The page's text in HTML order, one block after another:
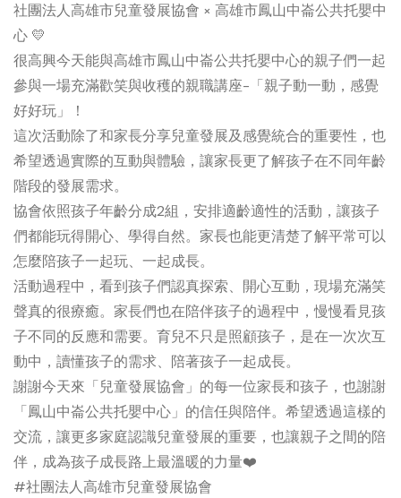
社團法人高雄市兒童發展協會 × 高雄市鳳山中崙公共托嬰中
心 💛
很高興今天能與高雄市鳳山中崙公共托嬰中心的親子們一起
參與一場充滿歡笑與收穫的親職講座-「親子動一動，感覺
好好玩」！
這次活動除了和家長分享兒童發展及感覺統合的重要性，也
希望透過實際的互動與體驗，讓家長更了解孩子在不同年齡
階段的發展需求。
協會依照孩子年齡分成2組，安排適齡適性的活動，讓孩子
們都能玩得開心、學得自然。家長也能更清楚了解平常可以
怎麼陪孩子一起玩、一起成長。
活動過程中，看到孩子們認真探索、開心互動，現場充滿笑
聲真的很療癒。家長們也在陪伴孩子的過程中，慢慢看見孩
子不同的反應和需要。育兒不只是照顧孩子，是在一次次互
動中，讀懂孩子的需求、陪著孩子一起成長。
謝謝今天來「兒童發展協會」的每一位家長和孩子，也謝謝
「鳳山中崙公共托嬰中心」的信任與陪伴。希望透過這樣的
交流，讓更多家庭認識兒童發展的重要，也讓親子之間的陪
伴，成為孩子成長路上最溫暖的力量❤️
#社團法人高雄市兒童發展協會